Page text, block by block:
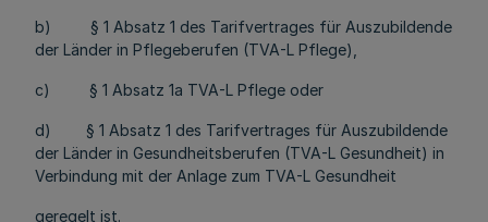
b) § 1 Absatz 1 des Tarifvertrages für Auszubildende
der Länder in Pflegeberufen (TVA-L Pflege),
c) § 1 Absatz 1a TVA-L Pflege oder
d) § 1 Absatz 1 des Tarifvertrages für Auszubildende
der Länder in Gesundheitsberufen (TVA-L Gesundheit) in
Verbindung mit der Anlage zum TVA-L Gesundheit
geregelt ist.